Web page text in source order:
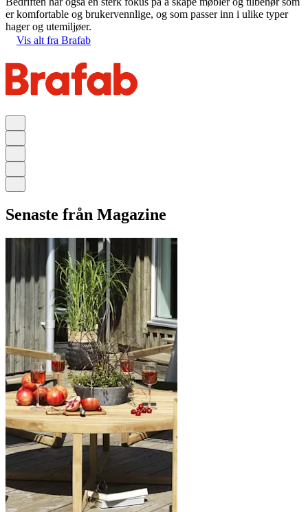
er komfortable og brukervennlige, og som passer inn i ulike typer
hager og utemiljøer.
Vis alt fra Brafab
Senaste från Magazine